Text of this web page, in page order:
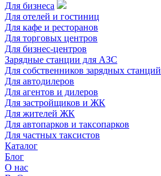
Для бизнеса
Для отелей и гостиниц
Для кафе и ресторанов
Для торговых центров
Для бизнес-центров
Зарядные станции для АЗС
Для собственников зарядных станций
Для автодилеров
Для агентов и дилеров
Для застройщиков и ЖК
Для жителей ЖК
Для автопарков и таксопарков
Для частных таксистов
Каталог
Блог
О нас